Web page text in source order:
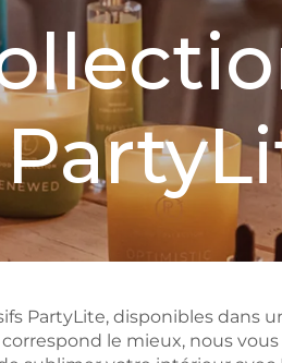
PartyLite, disponibles
le mieux, nous